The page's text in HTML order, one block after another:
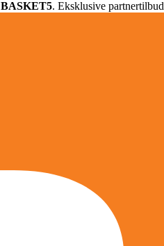
BASKET5. Eksklusive partnertilbud